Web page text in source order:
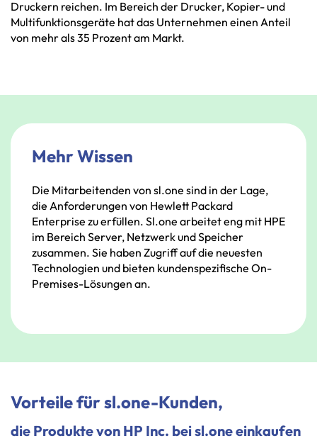
Druckern reichen. Im Bereich der Drucker, Kopier- und
Multifunktionsgeräte hat das Unternehmen einen Anteil
von mehr als 35 Prozent am Markt.
Mehr Wissen
Die Mitarbeitenden von sl.one sind in der Lage,
die Anforderungen von Hewlett Packard
Enterprise zuerfüllen. Sl.one arbeiteteng mit HPE
im Bereich Server, NetzwerkundSpeicher
zusammen. Sie haben Zugriffaufdie neuesten
Technologien und bieten kundenspezifische On-
Premises-Lösungen an.
Vorteile für sl.one-Kunden,
die Produkte von HP Inc. bei sl.one einkaufen